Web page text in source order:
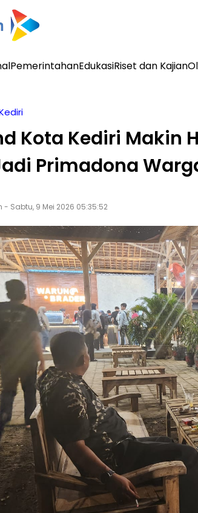
PemerintahanEdukasiRiset dan Kajian
Kota Kediri Makin
Primadona
- Sabtu, 9 Mei 2026 05:35:52